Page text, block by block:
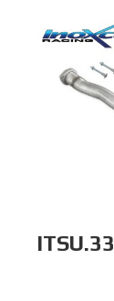
ITSU.33